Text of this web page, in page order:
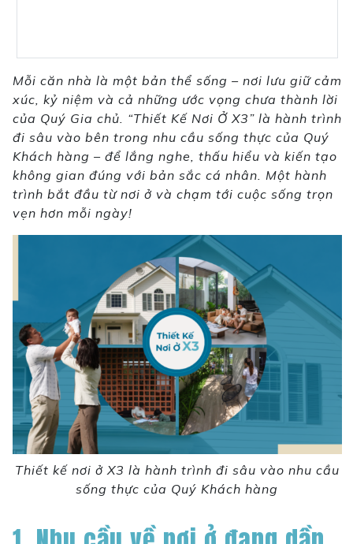
Mỗi căn nhà là một bản thể sống – nơi lưu giữ cảm
xúc, kỷ niệm và cả những ước vọng chưa thành lời
của Quý Gia chủ. “Thiết Kế Nơi Ở X3” là hành trình
đi sâu vào bên trong nhu cầu sống thực của Quý
Khách hàng – để lắng nghe, thấu hiểu và kiến tạo
không gian đúng với bản sắc cá nhân. Một hành
trình bắt đầu từ nơi ở và chạm tới cuộc sống trọn
vẹn hơn mỗi ngày!
Thiết kế nơi ở X3 là hành trình đi sâu vào nhu cầu
sống thực của Quý Khách hàng